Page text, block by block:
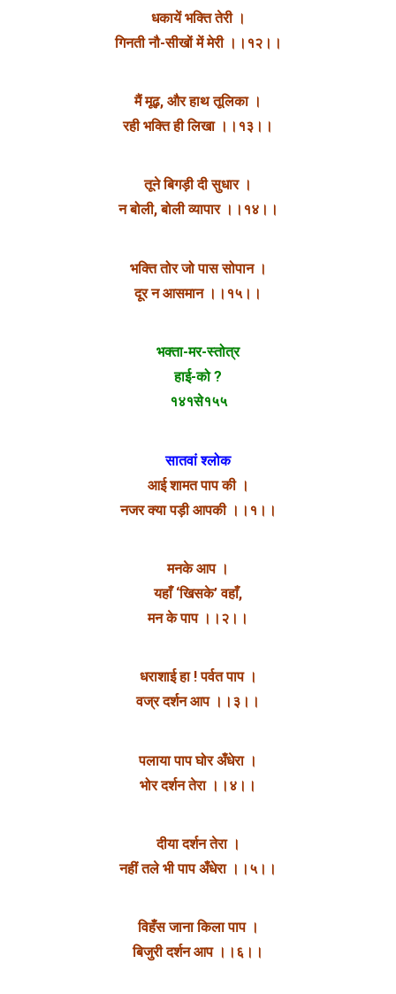
धकायें भक्ति तेरी ।
गिनती नौ-सीखों में मेरी ।।१२।।
मैं मूढ़, और हाथ तूलिका ।
रही भक्ति ही लिखा ।।१३।।
तूने बिगड़ी दी सुधार ।
न बोली, बोली व्यापार ।।१४।।
भक्ति तोर जो पास सोपान ।
दूर न आसमान ।।१५।।
भक्ता-मर-स्तोत्र
हाई-को ?
१४१से१५५
सातवां श्लोक
आई शामत पाप की ।
नजर क्या पड़ी आपकी ।।१।।
मनके आप ।
यहाँ ‘खिसके’ वहाँ,
मन के पाप ।।२।।
धराशाई हा ! पर्वत पाप ।
वज्र दर्शन आप ।।३।।
पलाया पाप घोर अँधेरा ।
भोर दर्शन तेरा ।।४।।
दीया दर्शन तेरा ।
नहीं तले भी पाप अँधेरा ।।५।।
विहँस जाना किला पाप ।
बिजुरी दर्शन आप ।।६।।